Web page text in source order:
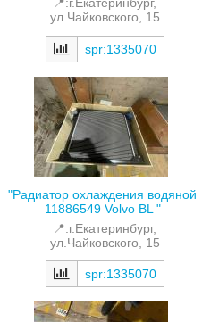
📍:г.Екатеринбург,
ул.Чайковского, 15
spr:1335070
"Радиатор охлаждения водяной
11886549 Volvo BL "
📍:г.Екатеринбург,
ул.Чайковского, 15
spr:1335070